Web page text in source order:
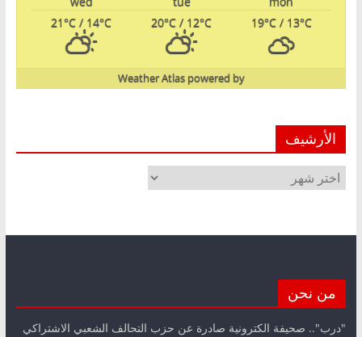
19°C/ 13°C
20°C / 12°C
21°C / 14°C
powered by
Weather Atlas
الأرشيف
الأرشيف
من نحن
"درب".. صحيفة الكترونية صادرة عن حزب التحالف الشعبي الاشتراكي